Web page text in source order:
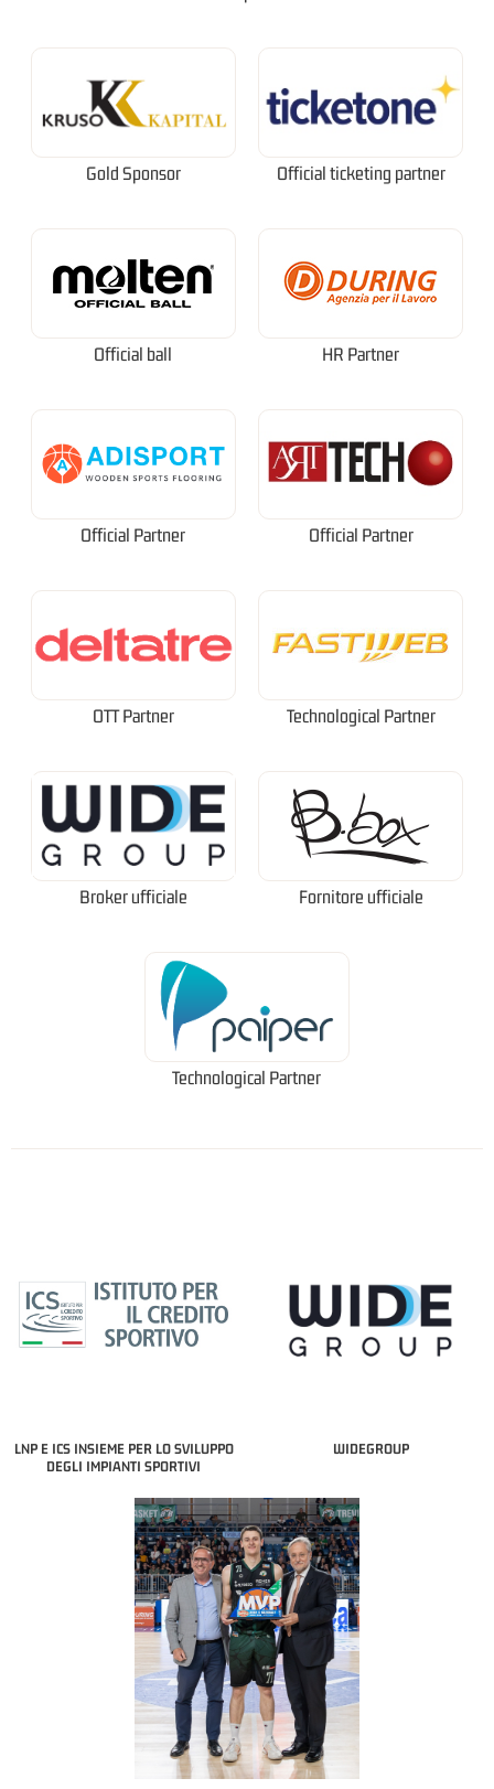
Gold Sponsor Official ticketing partner
Official ball HR Partner
Official Partner Official Partner
OTT Partner Technological Partner
Broker ufficiale Fornitore ufficiale
Technological Partner
LNP E ICS INSIEME PER LO SVILUPPO
DEGLI IMPIANTI SPORTIVI
WIDEGROUP